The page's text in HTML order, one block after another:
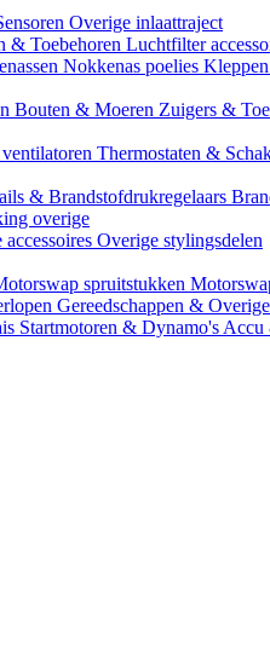
Overige inlaattraject
& Toebehoren Luchtfilter
Nokkenas poelies
Bouten & Moeren Zuigers &
Thermostaten &
& Brandstofdrukregelaars
overige
Overige stylingsdelen
spruitstukken
Gereedschappen & Overige
Startmotoren & Dynamo's Accu